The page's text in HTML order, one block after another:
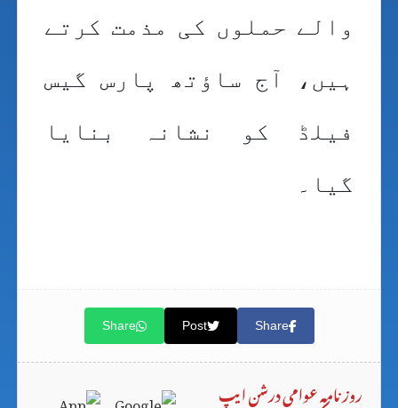
والے حملوں کی مذمت کرتے
ہیں، آج ساؤتھ پارس گیس
فیلڈ کو نشانہ بنایا
گیا۔
Share
Post
Share
روزنامہ عوامی درشن ایپ